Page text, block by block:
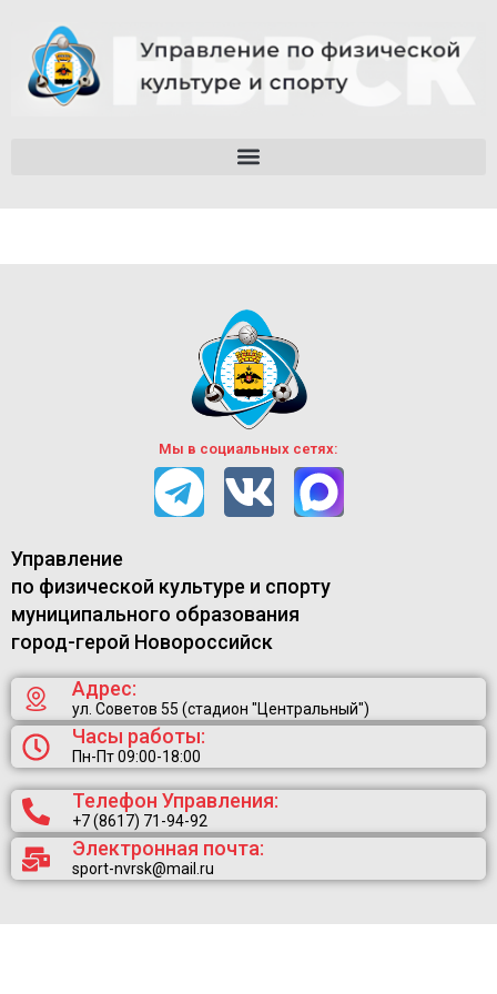
Мы в социальных сетях:
Управление
по физической культуре и спорту
муниципального образования
город-герой Новороссийск
Адрес:
ул. Советов 55 (стадион "Центральный")
Часы работы:
Пн-Пт 09:00-18:00
Телефон Управления:
+7 (8617) 71-94-92
Электронная почта:
sport-nvrsk@mail.ru